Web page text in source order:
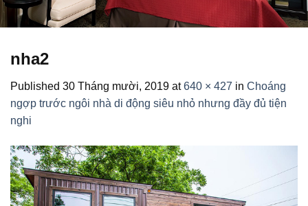
nha2
Published 30 Tháng mười, 2019 at640 × 427 in Choáng
ngợp trước ngôi nhà di động siêu nhỏ nhưng đầy đủ tiện
nghi